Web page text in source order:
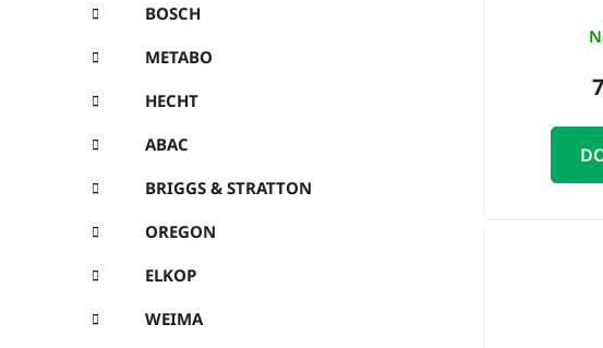
BOSCH
METABO
HECHT
ABAC
BRIGGS & STRATTON
OREGON
ELKOP
WEIMA